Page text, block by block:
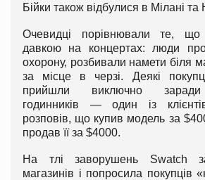
Бійки також відбулися в Мілані
Очевидці порівнювали те, що
давкою на концертах: люди
охорону, розбивали намети біля
за місце в черзі. Деякі
прийшли виключно заради
годинників — один із
розповів, що купив модель за
продав її за $4000.
На тлі заворушень Swatch
магазинів і попросила покупців